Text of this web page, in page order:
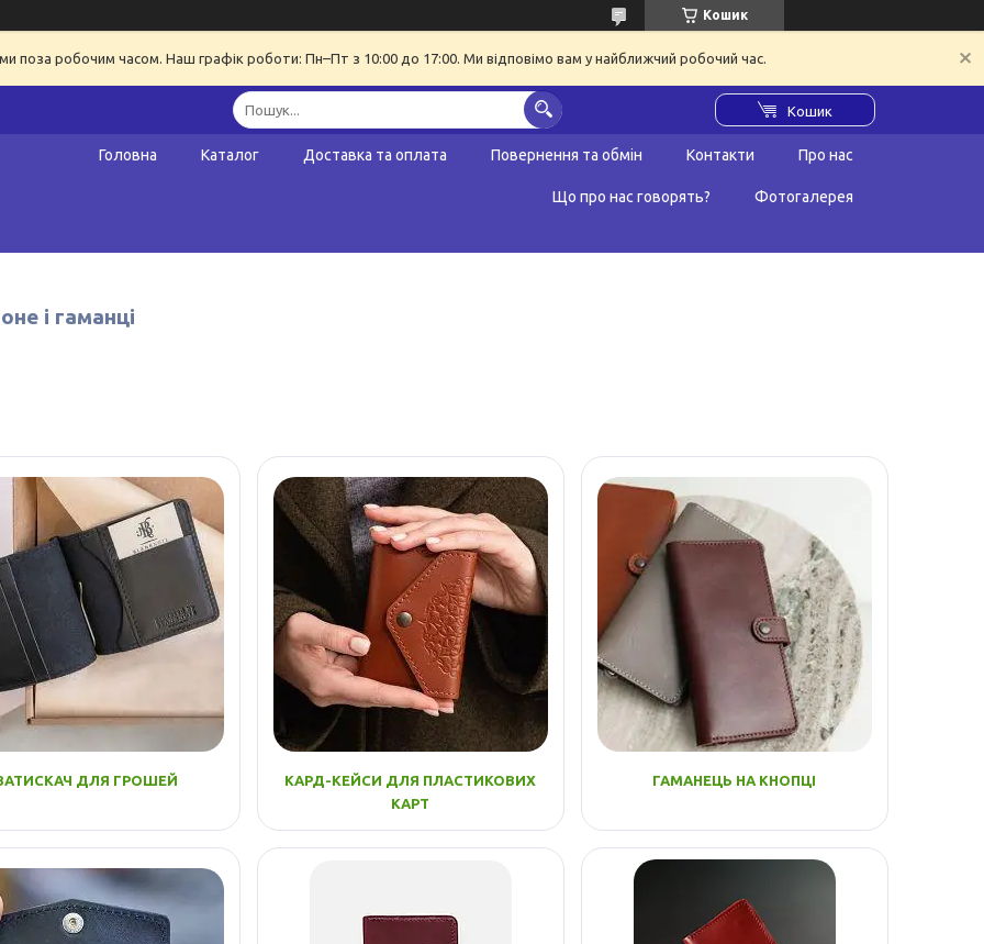
Кошик
поза робочим часом. Наш графік роботи: Пн–Пт з 10:00 до 17:00. Ми відповімо вам у найближчий робочий час.
Кошик
Головна Каталог Доставка та оплата Повернення та обмін Контакти Про нас
Що про нас говорять? Фотогалерея
і гаманці
ДЛЯ ГРОШЕЙ
КАРД-КЕЙСИ ДЛЯ ПЛАСТИКОВИХ
КАРТ
ГАМАНЕЦЬ НА КНОПЦІ